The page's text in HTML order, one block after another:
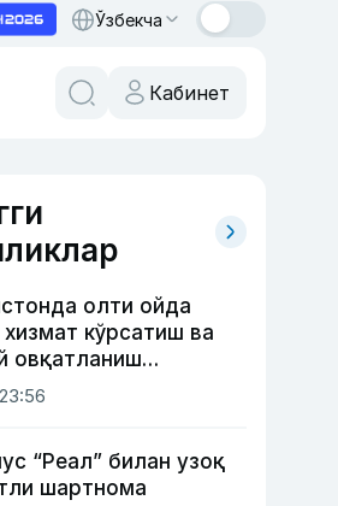
Ўзбекча
Кабинет
олти ойда
кўрсатиш ва
овқатланиш
қанча солиқ
очиқланди
“Реал” билан узоқ
шартнома